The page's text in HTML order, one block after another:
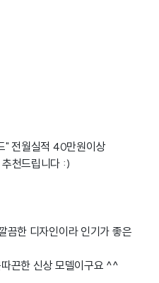
" 전월실적 40만원이상
천드립니다 :)
끔한 디자인이라 인기가 좋은
끈한 신상 모델이구요 ^^